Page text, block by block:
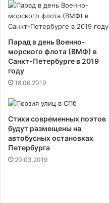
Парад в день Военно-
морского флота (ВМФ) в
Санкт-Петербурге в 2019
году
18.06.2019
Стихи современных поэтов
будут размещены на
автобусных остановках
Петербурга
20.03.2019